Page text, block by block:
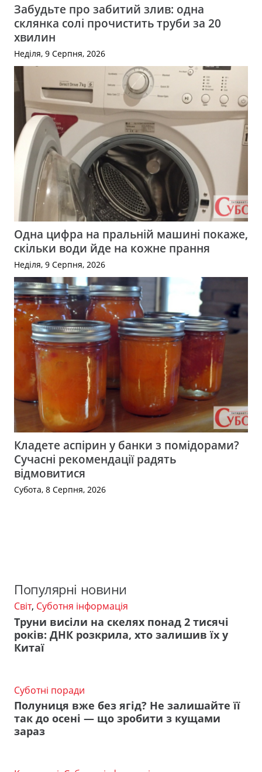
Забудьте про забитий злив: одна
склянка солі прочистить труби за 20
хвилин
Неділя, 9 Серпня, 2026
Одна цифра на пральній машині покаже,
скільки води йде на кожне прання
Неділя, 9 Серпня, 2026
Кладете аспірин у банки з помідорами?
Сучасні рекомендації радять
відмовитися
Субота, 8 Серпня, 2026
Популярні новини
Світ, Суботня інформація
Труни висіли на скелях понад 2 тисячі
років: ДНК розкрила, хто залишив їх у
Китаї
Суботні поради
Полуниця вже без ягід? Не залишайте її
так до осені — що зробити з кущами
зараз